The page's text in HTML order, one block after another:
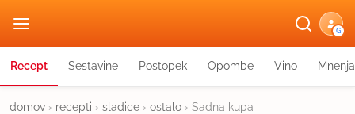
G
Recept Sestavine Postopek Opombe Vino Mnenja
domov › recepti › sladice › ostalo › Sadna kupa